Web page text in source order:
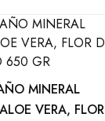
MINERAL
VERA, FLOR